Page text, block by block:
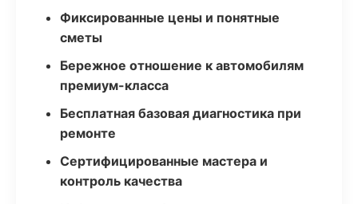
Фиксированные цены и понятные
сметы
Бережное отношение к автомобилям
премиум-класса
Бесплатная базовая диагностика при
ремонте
Сертифицированные мастера и
контроль качества